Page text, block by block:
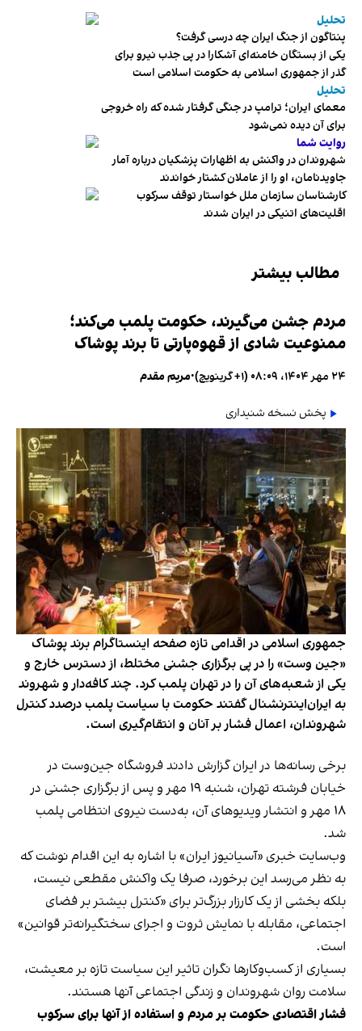
تحلیل
پنتاگون از جنگ ایران چه درسی گرفت؟
یکی از بستگان خامنه‌ای آشکارا در پی جذب نیرو برای
گذر از جمهوری اسلامی به حکومت اسلامی است
تحلیل
معمای ایران؛ ترامپ در جنگی گرفتار شده که راه خروجی
برای آن دیده نمی‌شود
روایت شما
شهروندان در واکنش به اظهارات پزشکیان درباره آمار
جاویدنامان، او را از عاملان کشتار خواندند
کارشناسان سازمان ملل خواستار توقف سرکوب
اقلیت‌های اتنیکی در ایران شدند
مطالب بیشتر
مردم جشن می‌گیرند، حکومت پلمب می‌کند؛
ممنوعیت شادی از قهوه‌پارتی تا برند پوشاک
۲۴ مهر ۱۴۰۴، ۰۸:۰۹ (‎+۱ گرینویچ) •مریم مقدم
پخش نسخه شنیداری
جمهوری اسلامی در اقدامی تازه صفحه اینستاگرام برند پوشاک
«جین وست» را در پی برگزاری جشنی مختلط، از دسترس خارج و
یکی از شعبه‌های آن را در تهران پلمب کرد. چند کافه‌‌دار و شهروند
به ایران‌اینترنشنال گفتند حکومت با سیاست پلمب درصدد کنترل
شهروندان، اعمال فشار بر آنان و انتقام‌گیری است.
برخی رسانه‌ها در ایران گزارش دادند فروشگاه جین‌وست در
خیابان فرشته تهران، شنبه ۱۹ مهر و پس از برگزاری جشنی در
۱۸ مهر و انتشار ویدیوهای آن، به‌دست نیروی انتظامی پلمب
شد.
وب‌سایت خبری «آسیانیوز ایران» با اشاره به این اقدام نوشت که
به نظر می‌رسد این برخورد، صرفا یک واکنش مقطعی نیست،
بلکه بخشی از یک کارزار بزرگ‌تر برای «کنترل بیشتر بر فضای
اجتماعی، مقابله با نمایش ثروت و اجرای سختگیرانه‌تر قوانین»
است.
بسیاری از کسب‌وکارها نگران تاثیر این سیاست‌ تازه بر معیشت،
سلامت روان شهروندان و زندگی اجتماعی آنها هستند.
فشار اقتصادی حکومت بر مردم و استفاده از آنها برای سرکوب